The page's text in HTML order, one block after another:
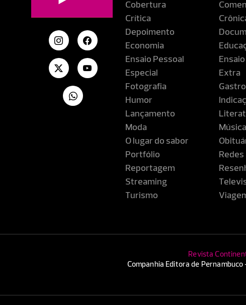
Cobertura
Crítica
Depoimento
Economia
Ensaio Pessoal
Especial
Extra
Fotografia
Humor
Lançamento
Moda
Música
O lugar do sabor
Portfólio
Redes
Reportagem
Streaming
Turismo
Revista
Companhia Editora de